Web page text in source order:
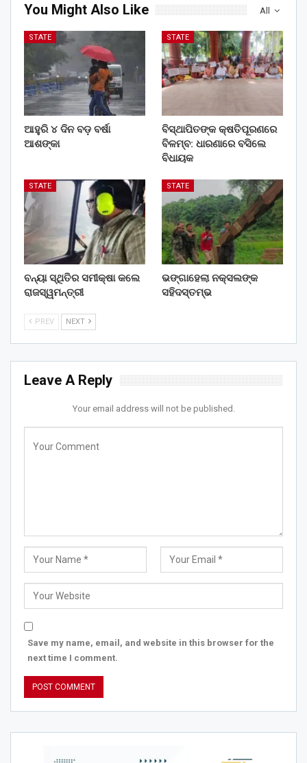
All
You Might Also Like
STATE
ଆହୁରି ୪ ଦିନ ବଡ଼ ବର୍ଷା
ଆଶଙ୍କା
STATE
ବିସ୍ଥାପିତଙ୍କ କ୍ଷତିପୂରଣରେ
ବିଳମ୍ବ: ଧାରଣାରେ ବସିଲେ
ବିଧାୟକ
STATE
ବନ୍ୟା ସ୍ଥିତିର ସମୀକ୍ଷା କଲେ
ରାଜସ୍ୱମନ୍ତ୍ରୀ
STATE
ଭଙ୍ଗାହେଲା ନକ୍ସଲଙ୍କ
ସହିଦସ୍ତମ୍ଭ
PREV NEXT
Leave A Reply
Your email address will not be published.
Save my name, email, and website in this browser for the
next time I comment.